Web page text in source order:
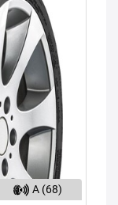
A (68)